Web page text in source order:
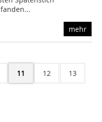
mehr
11 12 13